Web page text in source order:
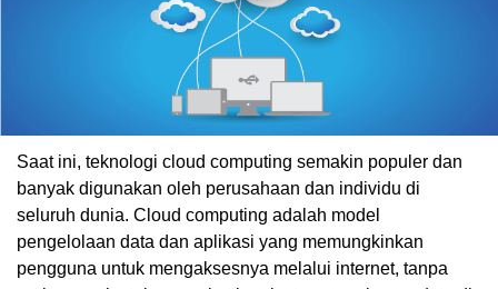
Saat ini, teknologi cloud computing semakin populer dan
banyak digunakan oleh perusahaan dan individu di
seluruh dunia. Cloud computing adalah model
pengelolaan data dan aplikasi yang memungkinkan
pengguna untuk mengaksesnya melalui internet, tanpa